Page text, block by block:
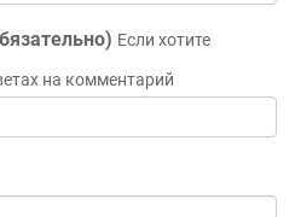
Если хотите
на комментарий